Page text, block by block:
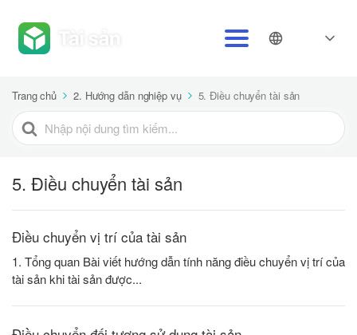
Trang chủ 2. Hướng dẫn nghiệp vụ 5. Điều chuyển tài sản
Tìm
kiếm
5. Điều chuyển tài sản
Điều chuyển vị trí của tài sản
1. Tổng quan Bài viết hướng dẫn tính năng điều chuyển vị trí của
tài sản khi tài sản được...